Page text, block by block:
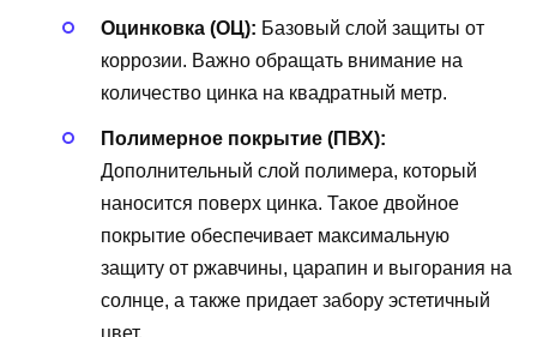
Оцинковка (ОЦ): Базовый слой защиты от
коррозии. Важно обращать внимание на
количество цинка на квадратный метр.
Полимерное покрытие (ПВХ):
Дополнительный слой полимера, который
наносится поверх цинка. Такое двойное
покрытие обеспечивает максимальную
защиту от ржавчины, царапин и выгорания на
солнце, а также придает забору эстетичный
цвет.